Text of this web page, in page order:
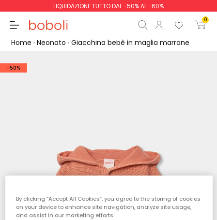
LIQUIDAZIONE TUTTO DAL -50% AL -60%
0
Home Neonato Giacchina bebè in maglia marrone
-50%
By clicking “Accept All Cookies”, you agree to the storing of cookies
on your device to enhance site navigation, analyze site usage,
and assist in our marketing efforts.